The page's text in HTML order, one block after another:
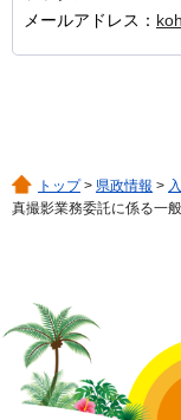
メールアドレス：
トップ> 県政情報 >
真撮影業務委託に係る一